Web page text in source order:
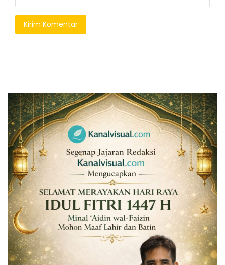
Kirim Komentar